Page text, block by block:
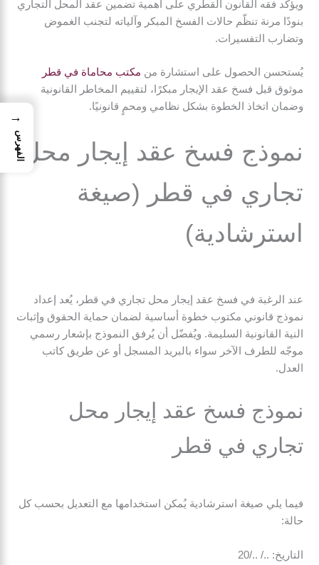
ويؤكد فقه القانون القطري على أهمية تضمين عقد المحل التجاري
بنودًا مرنة تنظّم حالات الفسخ المبكر وآلياته لتجنب الغموض
وتضارب التفسيرات.
يُستحسن الحصول على استشارة من مكتب محاماة في قطر
موثوق قبل فسخ عقد الإيجار مبكرًا، لتقييم المخاطر القانونية
وضمان اتخاذ الخطوة بشكل نظامي ومحمٍ قانونيًا.
نموذج فسخ عقد إيجار محل
تجاري في قطر (صيغة
استرشادية)
عند الرغبة في فسخ عقد إيجار محل تجاري في قطر، يُعد إعداد
نموذج قانوني مكتوب خطوة أساسية لضمان حماية الحقوق وإثبات
النية القانونية السليمة. ويُفضّل أن يُرفق النموذج بإشعار رسمي
موجّه للطرف الآخر سواء بالبريد المسجل أو عن طريق كاتب
العدل.
نموذج فسخ عقد إيجار محل
تجاري في قطر
فيما يلي صيغة استرشادية يُمكن استخدامها مع التعديل بحسب كل
حالة:
التاريخ: ../ ../20
→
الفهرس